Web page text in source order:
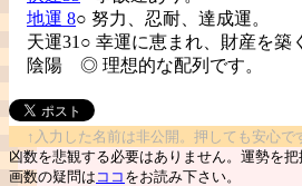
地運 8○ 努力、忍耐、達成運。
天運31○ 幸運に恵まれ、財産を築
陰陽 ◎ 理想的な配列です。
↑入力した名前は非公開。押しても安心で
凶数を悲観する必要はありません。運勢を
画数の疑問は ココ をお読み下さい。